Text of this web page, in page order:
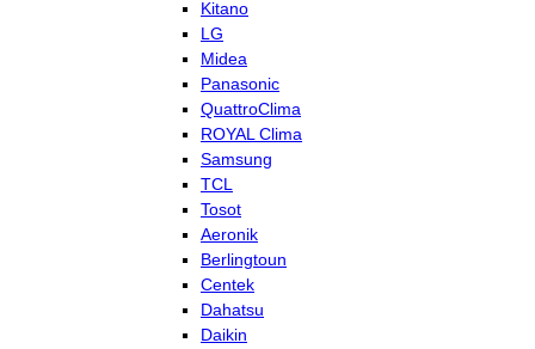
Kitano
LG
Midea
Panasonic
QuattroClima
ROYAL Clima
Samsung
TCL
Tosot
Aeronik
Berlingtoun
Centek
Dahatsu
Daikin